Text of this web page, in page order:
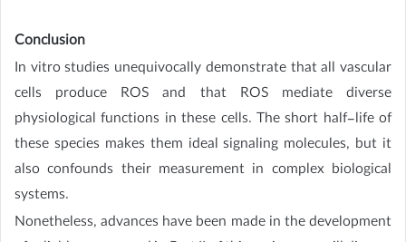
Conclusion
In vitro studies unequivocally demonstrate that all vascular
cells produce ROS and that ROS mediate diverse
physiological functions in these cells. The short half-life of
these species makes them ideal signaling molecules, but it
also confounds their measurement in complex biological
systems.
Nonetheless, advances have been made in the development